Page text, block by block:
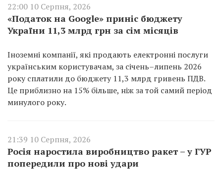
22:00 10 Серпня, 2026
«Податок на Google» приніс бюджету
України 11,3 млрд грн за сім місяців
Іноземні компанії, які продають електронні послуги
українським користувачам, за січень–липень 2026
року сплатили до бюджету 11,3 млрд гривень ПДВ.
Це приблизно на 15% більше, ніж за той самий період
минулого року.
21:39 10 Серпня, 2026
Росія наростила виробництво ракет – у ГУР
попередили про нові удари